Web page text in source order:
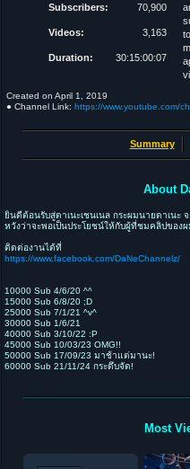
Subscribers: 70,900
Videos: 3,163
Duration: 30:15:00:07
Created on April 1, 2019
● Channel Link: https://www.youtube.com/
Summary
About
ยินดีต้อนรับสู่ดาเนะเชนเนล กระผมนายดาเนะ
หวังว่าจะพอเป็นประโยชน์ให้กับผู้ที่ชมคลิปของ
ติดต่องานได้ที่
https://www.facebook.com/DaNeChannelz/
10000 Sub 4/6/20 ^^
15000 Sub 6/8/20 ;D
25000 Sub 7/1/21 ^v^
30000 Sub 1/6/21
40000 Sub 3/10/22 :P
45000 Sub 10/03/23 OMG!!
50000 Sub 17/09/23 มาช้าแต่มานะ!
60000 Sub 21/11/24 กระดึบจัด!
Most